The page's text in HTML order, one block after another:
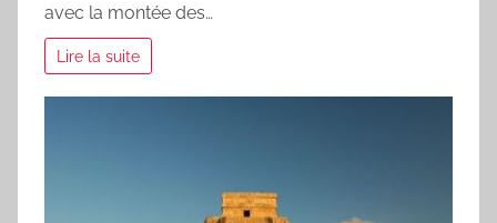
avec la montée des…
Lire la suite